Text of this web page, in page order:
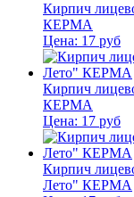
Кирпич
КЕРМА
Цена: 17 руб
Кирпич
КЕРМА
Цена: 17 руб
Кирпич
Лето" КЕРМА